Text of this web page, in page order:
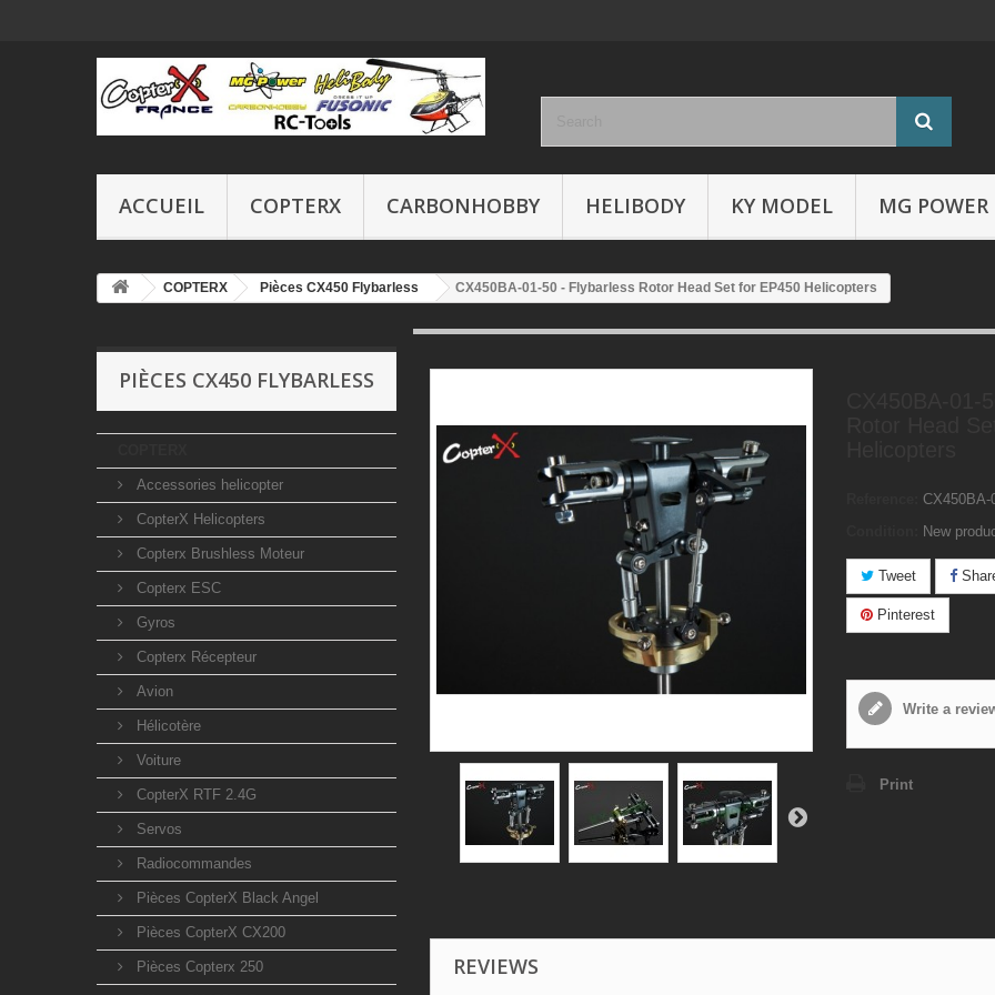
ACCUEIL COPTERX CARBONHOBBY HELIBODY KY MODEL MG POWER
COPTERX Pièces CX450 Flybarless CX450BA-01-50 - Flybarless Rotor Head Set for EP450 Helicopters
PIÈCES CX450 FLYBARLESS
Accessories helicopter
CopterX Helicopters
Copterx Brushless Moteur
Copterx ESC
Gyros
Copterx Récepteur
Avion
Hélicotère
Voiture
CopterX RTF 2.4G
Servos
Radiocommandes
Pièces CopterX Black Angel
Pièces CopterX CX200
Pièces Copterx 250
CX450BA-
New
Tweet
Pinterest
Write a
Print
REVIEWS